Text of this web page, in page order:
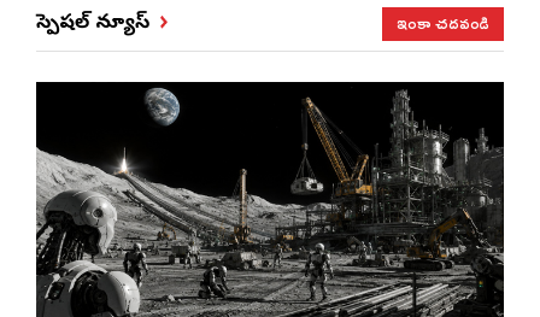
స్పెషల్ న్యూస్ ఇంకా చదవండి